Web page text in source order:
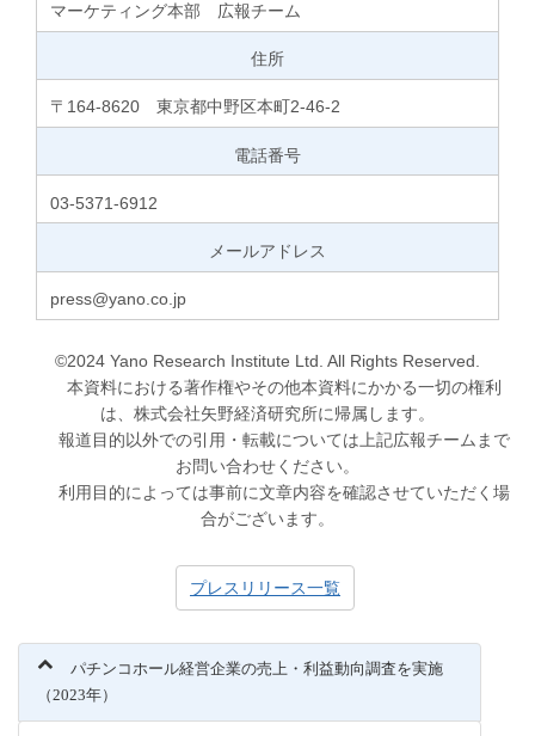
マーケティング本部 広報チーム
住所
〒164-8620 東京都中野区本町2-46-2
電話番号
03-5371-6912
メールアドレス
press@yano.co.jp
©2024 Yano Research Institute Ltd. All Rights Reserved.
本資料における著作権やその他本資料にかかる一切の権利
は、株式会社矢野経済研究所に帰属します。
報道目的以外での引用・転載については上記広報チームまで
お問い合わせください。
利用目的によっては事前に文章内容を確認させていただく場
合がございます。
プレスリリース一覧
パチンコホール経営企業の売上・利益動向調査を実施
（2023年）